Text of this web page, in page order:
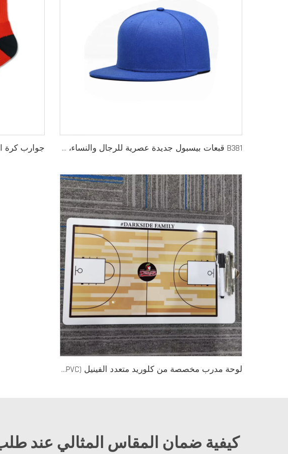
B381 قبعات بيسبول جديدة عصرية للرجال والنساء، قبعات فاخرة بتصميم أنيق، قبعة تراكر
لوحة مدرب مخصصة من كلوريد متعدد الفينيل (PVC) 122 مع إمكانية طباعة الشعار بألوان مخصصة، تصميم متين للتدريب الرياضي والتخطيط التكتيكي
كيفية ضمان المقاس المثالي عند